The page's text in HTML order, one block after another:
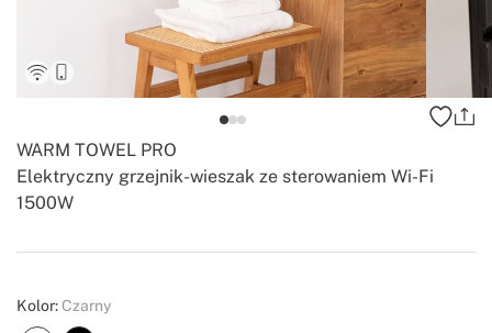
Elektryczny grzejnik-wieszak ze sterowaniem Wi-Fi
1500W
WARM TOWEL PRO
Create
Kolor: Czarny